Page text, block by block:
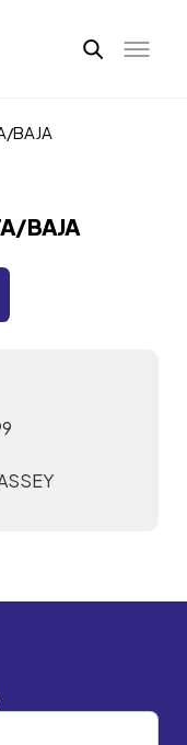
BAJA
BAJA